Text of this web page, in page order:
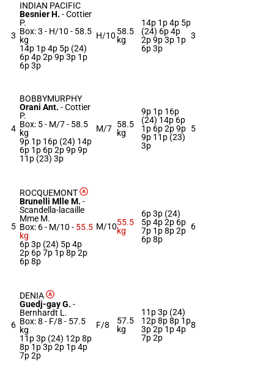
3
INDIAN PACIFIC
Besnier H. -Cottier
P.
Box: 3 - H/10 - 58.5
kg
14p 1p 4p 5p (24)
6p 4p 2p 9p 3p 1p
6p 3p
H/10 58.5
kg
14p 1p 4p 5p
(24) 6p 4p
2p 9p 3p 1p
6p 3p
3
4
BOBBYMURPHY
Orani Ant. -Cottier
P.
Box: 5 - M/7 - 58.5
kg
9p 1p 16p (24) 14p
6p 1p 6p 2p 9p 9p
11p (23) 3p
M/7 58.5
kg
9p 1p 16p
(24) 14p 6p
1p 6p 2p 9p
9p 11p (23)
3p
5
5
ROCQUEMONT
Brunelli Mlle M. -
Scandella-lacaille
Mme M.
Box: 6 - M/10 - 55.5
kg
6p 3p (24) 5p 4p
2p 6p 7p 1p 8p 2p
6p 8p
M/1055.5
kg
6p 3p (24)
5p 4p 2p 6p
7p 1p 8p 2p
6p 8p
6
6
DENIA
Guedj-gay G. -
Bernhardt L.
Box: 8 - F/8 - 57.5
kg
11p 3p (24) 12p 8p
8p 1p 3p 2p 1p 4p
7p 2p
F/8
57.5
kg
11p 3p (24)
12p 8p 8p 1p
3p 2p 1p 4p
7p 2p
8